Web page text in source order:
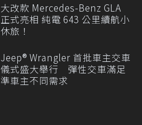
大改款 Mercedes-Benz GLA
正式亮相 純電 643 公里續航小
休旅！
Jeep® Wrangler 首批車主交車
儀式盛大舉行 彈性交車滿足
準車主不同需求